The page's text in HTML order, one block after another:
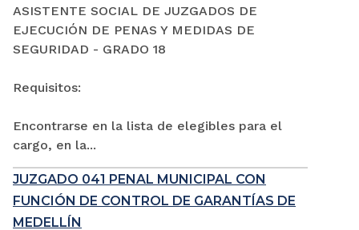
ASISTENTE SOCIAL DE JUZGADOS DE
EJECUCIÓN DE PENAS Y MEDIDAS DE
SEGURIDAD - GRADO 18
Requisitos:
Encontrarse en la lista de elegibles para el
cargo, en la...
JUZGADO 041 PENAL MUNICIPAL CON
FUNCIÓN DE CONTROL DE GARANTÍAS DE
MEDELLÍN